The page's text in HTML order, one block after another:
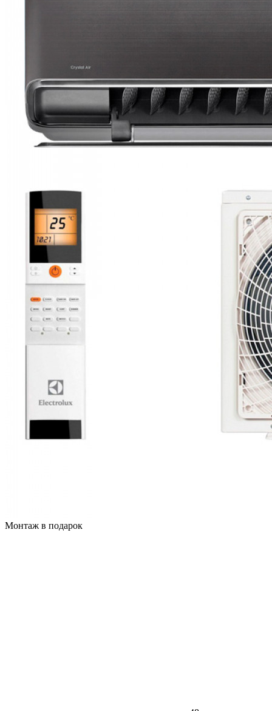
Монтаж в подарок